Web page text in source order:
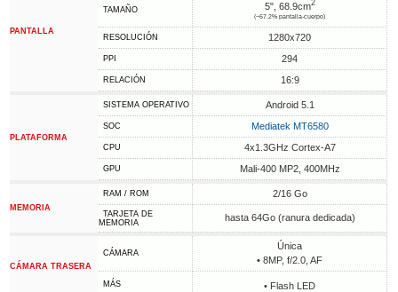
PANTALLA
TAMAÑO 5", 68.9cm2
(~67.2% pantalla-cuerpo)
RESOLUCIÓN 1280x720
PPI 294
RELACIÓN 16:9
PLATAFORMA
SISTEMA OPERATIVO Android 5.1
SOC Mediatek MT6580
CPU 4x1.3GHz Cortex-A7
GPU Mali-400 MP2, 400MHz
MEMORIA
RAM / ROM 2/16 Go
TARJETA DE
MEMORIA
hasta 64Go (ranura dedicada)
CÁMARA TRASERA
CÁMARA
Única
• 8MP, f/2.0, AF
MÁS • Flash LED